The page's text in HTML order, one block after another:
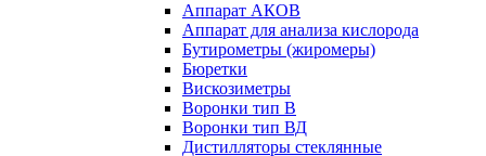
Аппарат АКОВ
Аппарат для анализа кислорода
Бутирометры (жиромеры)
Бюретки
Вискозиметры
Воронки тип В
Воронки тип ВД
Дистилляторы стеклянные